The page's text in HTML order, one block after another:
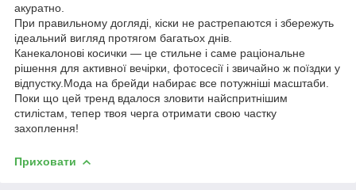
акуратно.
При правильному догляді, кіски не растрепаются і збережуть
ідеальний вигляд протягом багатьох днів.
Канекалонові косички — це стильне і саме раціональне
рішення для активної вечірки, фотосесії і звичайно ж поїздки у
відпустку.Мода на брейди набирає все потужніші масштаби.
Поки що цей тренд вдалося зловити найспритнішим
стилістам, тепер твоя черга отримати свою частку
захоплення!
Приховати